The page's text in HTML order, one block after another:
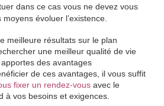
dans ce cas vous ne devez vous
évoluer l’existence.
meilleure résultats sur le plan
une meilleur qualité de vie
des avantages
de ces avantages, il vous suffit
fixer un rendez-vous avec le
à vos besoins et exigences.